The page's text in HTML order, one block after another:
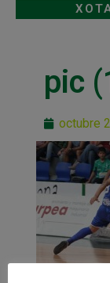
pic
octubre